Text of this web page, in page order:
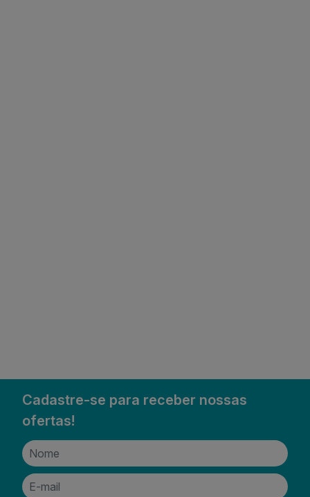
Cadastre-se para receber nossas
ofertas!